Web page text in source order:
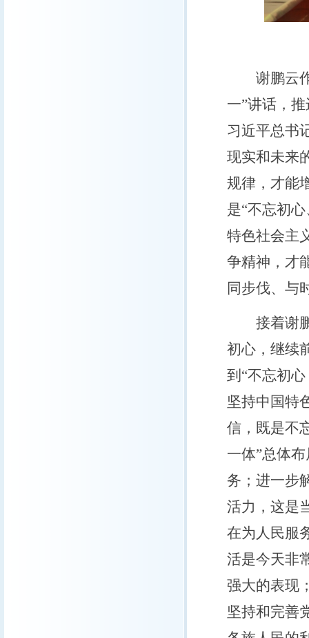
谢鹏云作
一”讲话，
习近平总书
现实和未来
规律，才能
是“不忘初
特色社会主
争精神，才
同步伐、与
接着谢鹏
初心，继续
到“不忘初
坚持中国特
信，既是不
一体”总体
务；进一步
活力，这是
在为人民服
活是今天非
强大的表现
坚持和完善